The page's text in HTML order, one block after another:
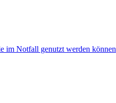
im Notfall genutzt werden können